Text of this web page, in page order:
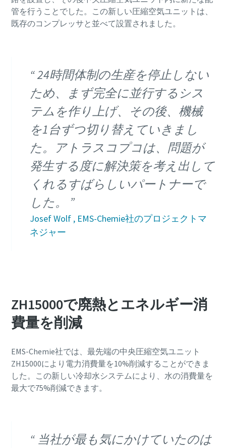
管を行うことでした。この新しい圧縮空気ユニットは、
既存のコンプレッサと並べて設置されました。
24時間体制の生産を停止しない
ため、まず完全に並行するシス
テムを作り上げ、その後、機械
を1台ずつ切り替えていきまし
た。アトラスコプコは、問題が
発生する度に解決策を考え出して
くれるすばらしいパートナーで
した。
Josef Wolf , EMS-Chemie社のプロジェクトマ
ネジャー
ZH15000で廃熱とエネルギー消
費量を削減
EMS-Chemie社では、最先端の中央圧縮空気ユニット
ZH15000により電力消費量を10%削減することができま
した。この新しい冷却水システムにより、水の消費量を
最大で75%削減できます。
当社が最も気にかけていたのは